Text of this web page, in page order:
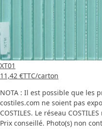
XT01
11,42 €TTC/carton
NOTA : Il est possible que les
costiles.com ne soient pas
COSTILES. Le réseau
Prix conseillé. Photo(s) non